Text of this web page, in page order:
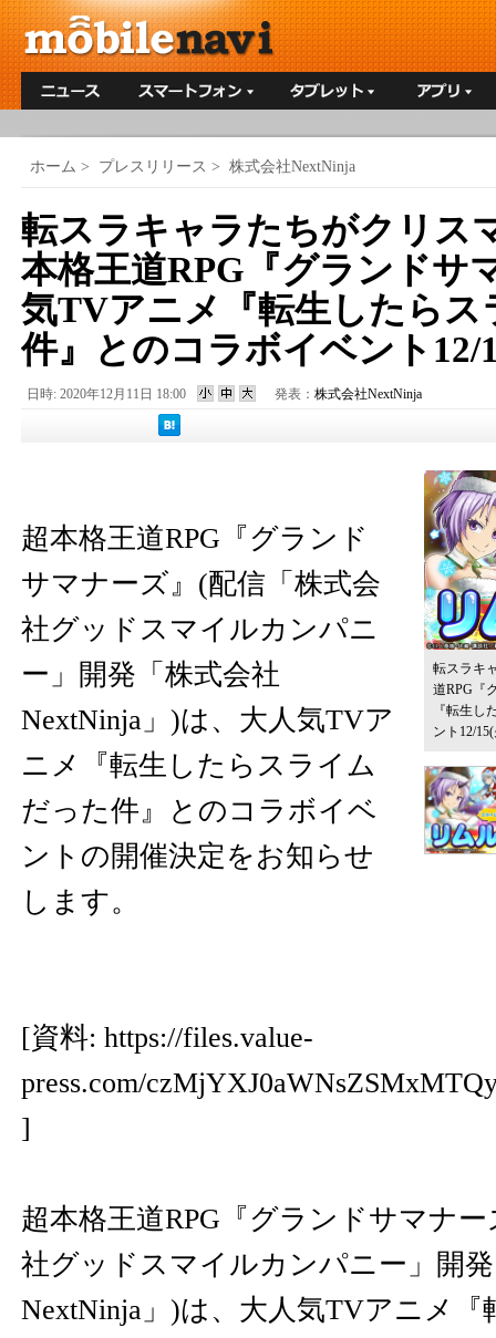
ホーム > プレスリリース > 株式会社NextNinja
転スラキャラたちがクリス
本格王道RPG『グランドサ
気TVアニメ『転生したらス
件』とのコラボイベント12/
日時: 2020年12月11日 18:00 発表： 株式会社NextNinja
転スラキ
道RPG『
『転生し
ント12/
超本格王道RPG『グランド
サマナーズ』(配信「株式会
社グッドスマイルカンパニ
ー」開発「株式会社
NextNinja」)は、大人気TVア
ニメ『転生したらスライム
だった件』とのコラボイベ
ントの開催決定をお知らせ
します。
[資料: https://files.value-
press.com/
]
超本格王道RPG『グランドサマナ
社グッドスマイルカンパニー」開
NextNinja」)は、大人気TVアニメ